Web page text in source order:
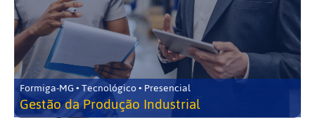
Formiga-MG • Tecnológico • Presencial
Gestão da Produção Industrial